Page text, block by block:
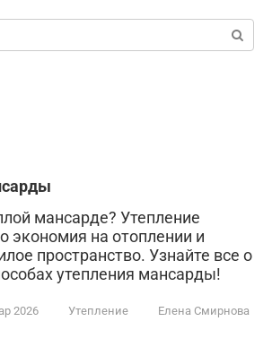
мансарде? Утепление
экономия на отоплении и
пространство. Узнайте все о
утепления мансарды!
2026 Утепление Елена Смирнова